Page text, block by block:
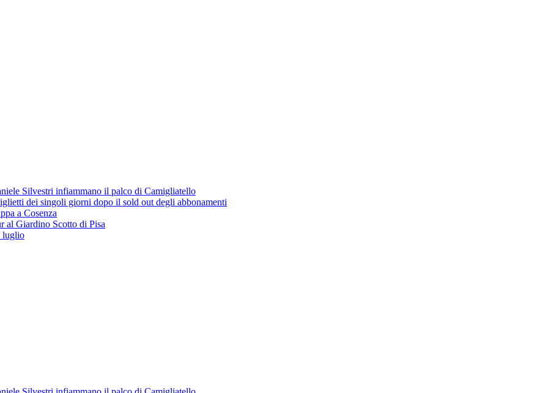
Silvestri infiammano il palco di Camigliatello
dei singoli giorni dopo il sold out degli abbonamenti
a Cosenza
al Giardino Scotto di Pisa
luglio